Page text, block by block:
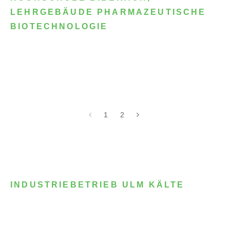
LEHRGEBÄUDE PHARMAZEUTISCHE
BIOTECHNOLOGIE
1 2
INDUSTRIEBETRIEB ULM KÄLTE